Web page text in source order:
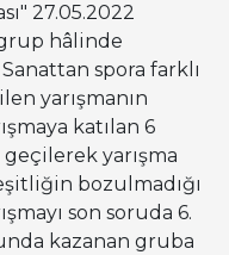
27.05.2022
grup hâlinde
spora farklı
yarışmanın
katılan 6
yarışma
bozulmadığı
son soruda 6.
kazanan gruba